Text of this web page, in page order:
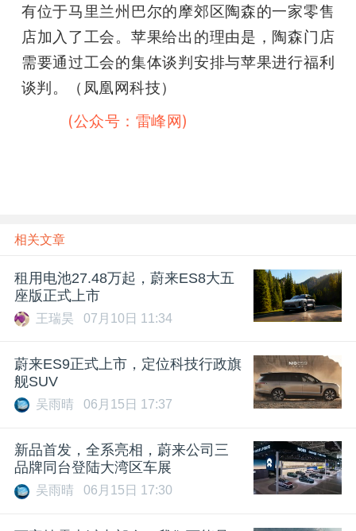
有位于马里兰州巴尔的摩郊区陶森的一家零售
店加入了工会。苹果给出的理由是，陶森门店
需要通过工会的集体谈判安排与苹果进行福利
谈判。（凤凰网科技）
(公众号：雷峰网)
相关文章
租用电池27.48万起，蔚来ES8大五
座版正式上市
王瑞昊 07月10日 11:34
蔚来ES9正式上市，定位科技行政旗
舰SUV
吴雨晴 06月15日 17:37
新品首发，全系亮相，蔚来公司三
品牌同台登陆大湾区车展
吴雨晴 06月15日 17:30